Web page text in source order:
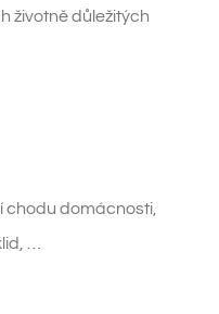
životně důležitých
chodu domácnosti,
…